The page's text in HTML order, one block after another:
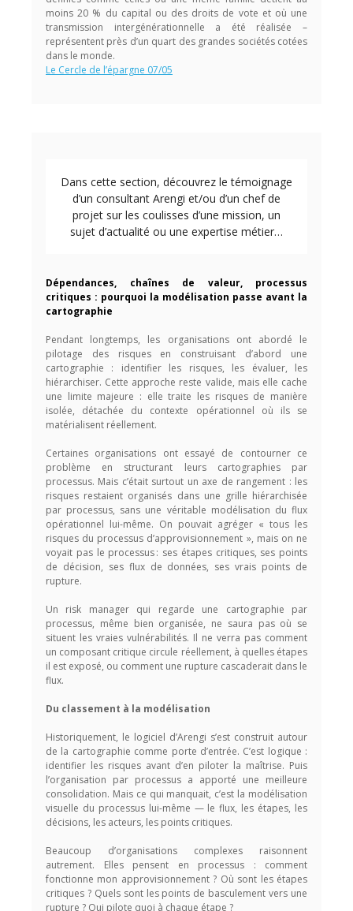
moins 20 % du capital ou des droits de vote et où une
transmission intergénérationnelle a été réalisée –
représentent près d’un quart des grandes sociétés cotées
dans le monde.
Le Cercle de l’épargne 07/05
Dans cette section, découvrez le témoignage
d’un consultant Arengi et/ou d’un chef de
projet sur les coulisses d’une mission, un
sujet d’actualité ou une expertise métier…
Dépendances, chaînes de valeur, processus
critiques : pourquoi la modélisation passe avant la
cartographie
Pendant longtemps, les organisations ont abordé le
pilotage des risques en construisant d’abord une
cartographie : identifier les risques, les évaluer, les
hiérarchiser. Cette approche reste valide, mais elle cache
une limite majeure : elle traite les risques de manière
isolée, détachée du contexte opérationnel où ils se
matérialisent réellement.
Certaines organisations ont essayé de contourner ce
problème en structurant leurs cartographies par
processus. Mais c’était surtout un axe de rangement : les
risques restaient organisés dans une grille hiérarchisée
par processus, sans une véritable modélisation du flux
opérationnel lui-même. On pouvait agréger « tous les
risques du processus d’approvisionnement », mais on ne
voyait pas le processus : ses étapes critiques, ses points
de décision, ses flux de données, ses vrais points de
rupture.
Un risk manager qui regarde une cartographie par
processus, même bien organisée, ne saura pas où se
situent les vraies vulnérabilités. Il ne verra pas comment
un composant critique circule réellement, à quelles étapes
il est exposé, ou comment une rupture cascaderait dans le
flux.
Du classement à la modélisation
Historiquement, le logiciel d’Arengi s’est construit autour
de la cartographie comme porte d’entrée. C’est logique :
identifier les risques avant d’en piloter la maîtrise. Puis
l’organisation par processus a apporté une meilleure
consolidation. Mais ce qui manquait, c’est la modélisation
visuelle du processus lui-même — le flux, les étapes, les
décisions, les acteurs, les points critiques.
Beaucoup d’organisations complexes raisonnent
autrement. Elles pensent en processus : comment
fonctionne mon approvisionnement ? Où sont les étapes
critiques ? Quels sont les points de basculement vers une
rupture ? Qui pilote quoi à chaque étape ?